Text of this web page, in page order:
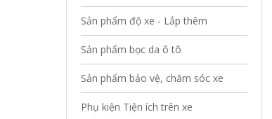
Sản phẩm độ xe - Lắp thêm
Sản phẩm bọc da ô tô
Sản phẩm bảo vệ, chăm sóc xe
Phụ kiện Tiện ích trên xe